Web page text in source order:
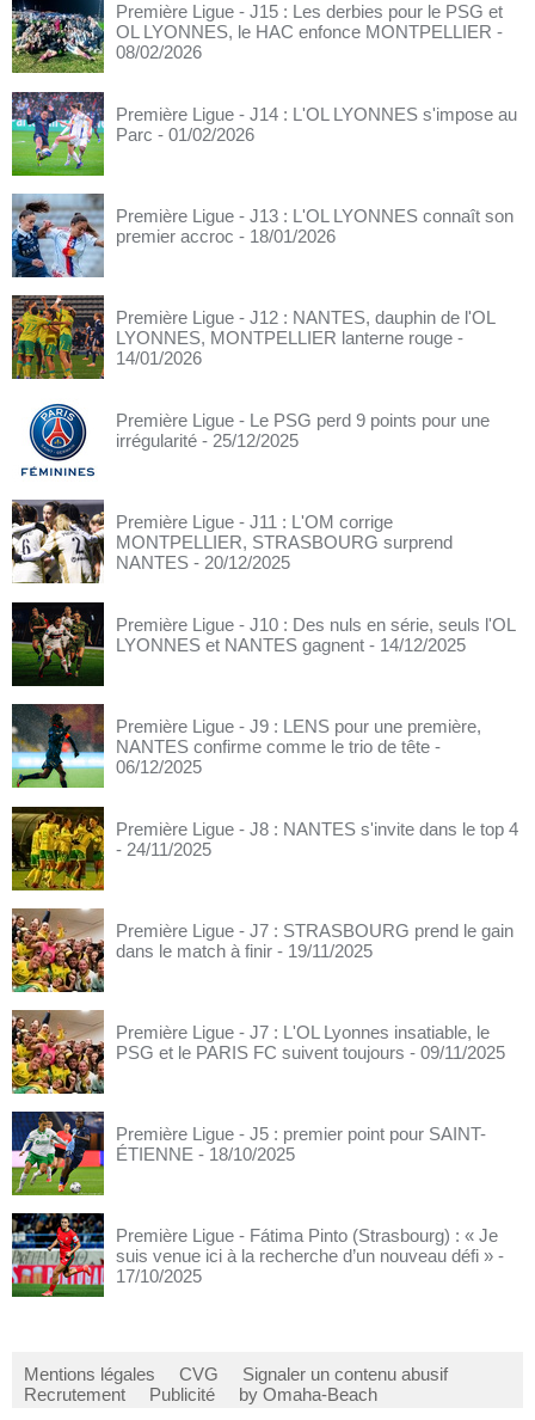
Première Ligue - J15 : Les derbies pour le PSG et
OL LYONNES, le HAC enfonce MONTPELLIER -
08/02/2026
Première Ligue - J14 : L'OL LYONNES s'impose au
Parc - 01/02/2026
Première Ligue - J13 : L'OL LYONNES connaît son
premier accroc - 18/01/2026
Première Ligue - J12 : NANTES, dauphin de l'OL
LYONNES, MONTPELLIER lanterne rouge -
14/01/2026
Première Ligue - Le PSG perd 9 points pour une
irrégularité - 25/12/2025
Première Ligue - J11 : L'OM corrige
MONTPELLIER, STRASBOURG surprend
NANTES - 20/12/2025
Première Ligue - J10 : Des nuls en série, seuls l'OL
LYONNES et NANTES gagnent - 14/12/2025
Première Ligue - J9 : LENS pour une première,
NANTES confirme comme le trio de tête -
06/12/2025
Première Ligue - J8 : NANTES s'invite dans le top 4
- 24/11/2025
Première Ligue - J7 : STRASBOURG prend le gain
dans le match à finir - 19/11/2025
Première Ligue - J7 : L'OL Lyonnes insatiable, le
PSG et le PARIS FC suivent toujours - 09/11/2025
Première Ligue - J5 : premier point pour SAINT-
ÉTIENNE - 18/10/2025
Première Ligue - Fátima Pinto (Strasbourg) : « Je
suis venue ici à la recherche d’un nouveau défi » -
17/10/2025
Mentions légales CVG
Signaler un contenu abusif
Recrutement
Publicité by Omaha-Beach